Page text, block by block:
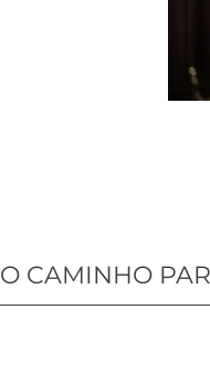
O CAMINHO